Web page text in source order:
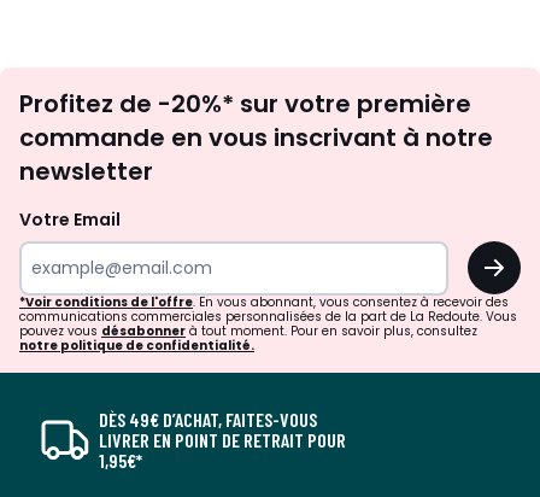
newsletter
Profitez de -20%* sur votre première
commande en vous inscrivant à notre
newsletter
Votre Email
OK
*Voir conditions de l'offre. En vous abonnant, vous consentez à recevoir des
communications commerciales personnalisées de la part de La Redoute. Vous
pouvez vous désabonner à tout moment. Pour en savoir plus, consultez
notre politique de confidentialité.
DÈS 49€ D’ACHAT, FAITES-VOUS
LIVRER EN POINT DE RETRAIT POUR
1,95€*